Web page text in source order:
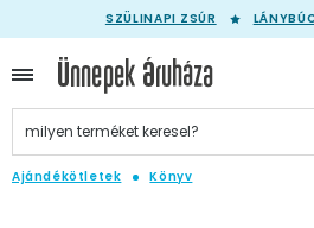
SZÜLINAPI ZSÚR
Ajándékötletek Könyv